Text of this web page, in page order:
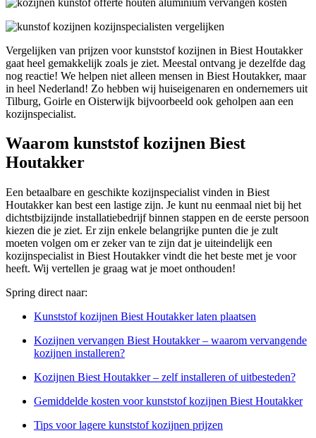
Vergelijken van prijzen voor kunststof kozijnen in Biest Houtakker
gaat heel gemakkelijk zoals je ziet. Meestal ontvang je dezelfde dag
nog reactie! We helpen niet alleen mensen in Biest Houtakker, maar
in heel Nederland! Zo hebben wij huiseigenaren en ondernemers uit
Tilburg, Goirle en Oisterwijk bijvoorbeeld ook geholpen aan een
kozijnspecialist.
Waarom kunststof kozijnen Biest
Houtakker
Een betaalbare en geschikte kozijnspecialist vinden in Biest
Houtakker kan best een lastige zijn. Je kunt nu eenmaal niet bij het
dichtstbijzijnde installatiebedrijf binnen stappen en de eerste persoon
kiezen die je ziet. Er zijn enkele belangrijke punten die je zult
moeten volgen om er zeker van te zijn dat je uiteindelijk een
kozijnspecialist in Biest Houtakker vindt die het beste met je voor
heeft. Wij vertellen je graag wat je moet onthouden!
Spring direct naar:
Kunststof kozijnen Biest Houtakker laten plaatsen
Kozijnen vervangen Biest Houtakker – waarom vervangende
kozijnen installeren?
Kozijnen Biest Houtakker – zelf installeren of uitbesteden?
Gemiddelde kosten voor kunststof kozijnen Biest Houtakker
Tips voor lagere kunststof kozijnen prijzen